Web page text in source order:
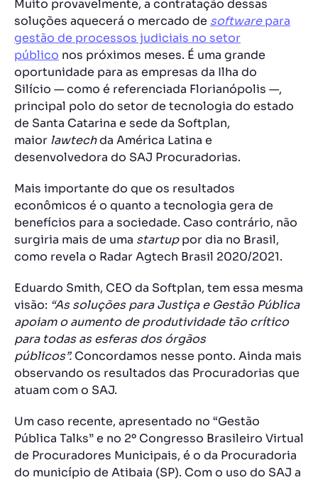
Muito provavelmente, a contratação dessas
soluções aquecerá o mercado de softwarepara
gestão de processos judiciais no setor
público nos próximos meses. É uma grande
oportunidade para as empresas da Ilha do
Silício — como é referenciada Florianópolis —,
principal polo do setor de tecnologia do estado
de Santa Catarina e sede da Softplan,
maior lawtechda América Latina e
desenvolvedora do SAJ Procuradorias.
Mais importante do que os resultados
econômicos é o quanto a tecnologia gera de
benefícios para a sociedade. Caso contrário, não
surgiria mais de uma startuppor dia no Brasil,
como revela o Radar Agtech Brasil 2020/2021.
Eduardo Smith, CEO da Softplan, tem essa mesma
visão: “As soluções para Justiça e Gestão Pública
apoiam o aumento de produtividade tão crítico
para todas as esferas dos órgãos
públicos”. Concordamos nesse ponto. Ainda mais
observando os resultados das Procuradorias que
atuam com o SAJ.
Um caso recente, apresentado no “Gestão
Pública Talks” e no 2º Congresso Brasileiro Virtual
de Procuradores Municipais, é o da Procuradoria
do município de Atibaia (SP). Com o uso do SAJ a